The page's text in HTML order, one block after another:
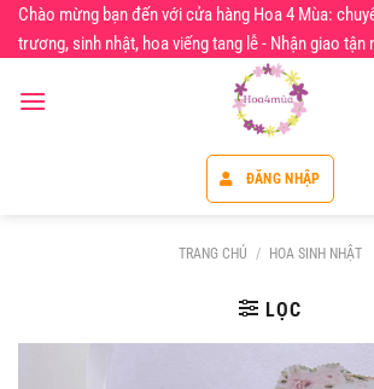
Chuyển
đến
dung
Chào mừng bạn đến với cửa hàng Hoa 4 Mùa:
trương, sinh nhật, hoa viếng tang lễ - Nhận giao tận
ĐĂNG NHẬP
TRANG CHỦ / HOA SINH NHẬT
LỌC